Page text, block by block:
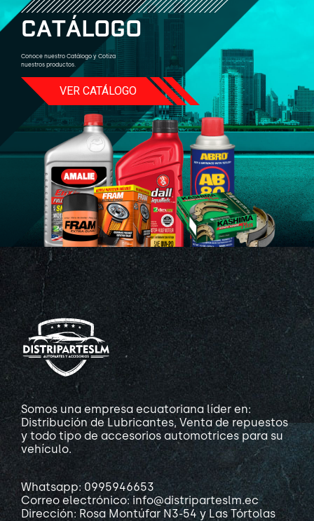
CATÁLOGO
Conoce nuestro Catálogo y Cotiza
nuestros productos.
VER CATÁLOGO
Somos una empresa ecuatoriana líder en:
Distribución de Lubricantes, Venta de repuestos
y todo tipo de accesorios automotrices para su
vehículo.
Whatsapp: 0995946653
Correo electrónico: info@distriparteslm.ec
Dirección: Rosa Montúfar N3-54 y Las Tórtolas